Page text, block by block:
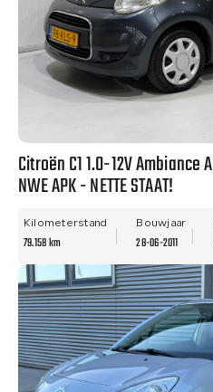
Citroën C1 1.0-12V Ambiance
NWE APK - NETTE STAAT!
Kilometerstand
79.158 km
Bouwjaar
28-06-2011